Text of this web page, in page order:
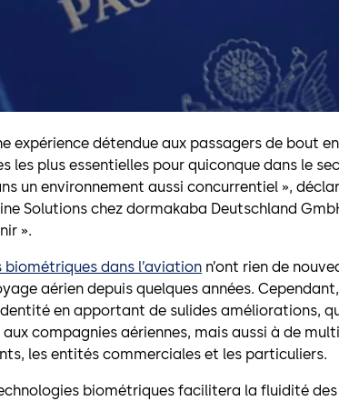
expérience détendue aux passagers de bout
les plus essentielles pour quiconque dans le
un environnement aussi concurrentiel »,
Solutions chez dormakaba Deutschland
».
biométriques dans l’aviation n’ont rien de
aérien depuis quelques années.
en apportant de sulides améliorations,
compagnies aériennes, mais aussi à de
les entités commerciales et les particuliers.
biométriques facilitera la fluidité